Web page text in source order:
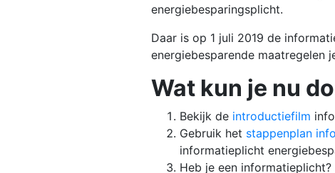
energiebesparingsplicht.
Daar is op 1 juli 2019 de
energiebesparende maatregelen
Wat kun je nu
Bekijk de introductiefilm
Gebruik het stappenplan
informatieplicht
Heb je een